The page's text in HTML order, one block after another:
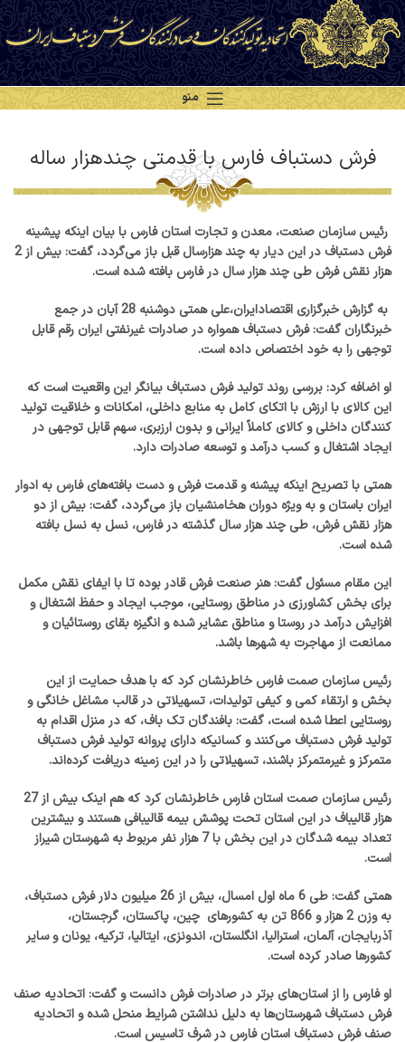
منو
فرش دستباف فارس با قدمتی چندهزار ساله
‌رئیس سازمان صنعت، معدن و تجارت استان فارس با بیان اینکه پیشینه
فرش دستباف در این دیار به چند هزارسال قبل باز می‌گردد، گفت: بیش از 2
هزار نقش فرش طی چند هزار سال در فارس بافته شده است.
به گزارش خبرگزاری اقتصادایران،علی همتی دوشنبه 28 آبان در جمع
خبرنگاران گفت: فرش دستباف همواره در صادرات غیرنفتی ایران رقم قابل
توجهی را به خود اختصاص داده است.
او اضافه کرد: بررسی روند تولید فرش دستباف بیانگر این واقعیت است که
این کالای با ارزش با اتکای کامل به منابع داخلی، امکانات و خلاقیت تولید
کنندگان داخلی و کالای کاملاً ایرانی و بدون ارزبری، سهم قابل توجهی در
ایجاد اشتغال و کسب درآمد و توسعه صادرات دارد‌.
همتی با تصریح اینکه پیشنه و قدمت فرش و دست بافته‌های فارس به ادوار
ایران باستان و به ویژه دوران هخامنشیان باز می‌گردد، گفت: بیش از دو
هزار نقش فرش، طی چند هزار سال گذشته در فارس، نسل به نسل بافته
شده است‌.
این مقام مسئول گفت: هنر صنعت فرش قادر بوده تا با ایفای نقش مکمل
برای بخش کشاورزی در مناطق روستایی، موجب ایجاد و حفظ اشتغال و
افزایش درآمد در روستا و مناطق عشایر شده و انگیزه بقای روستائیان و
ممانعت از مهاجرت به شهرها باشد.
رئیس سازمان صمت فارس خاطرنشان کرد که با هدف حمایت از این
بخش و ارتقاء کمی و کیفی تولیدات، تسهیلاتی در قالب مشاغل خانگی و
روستایی اعطا شده است، گفت: بافندگان تک باف، که در منزل اقدام به
تولید فرش دستباف می‌کنند و کسانیکه دارای پروانه تولید فرش دستباف
متمرکز و غیرمتمرکز باشند، تسهیلاتی را در این زمینه دریافت کرده‌اند.
رئیس سازمان صمت استان فارس خاطرنشان کرد که هم اینک بیش از 27
هزار قالیباف در این استان تحت پوشش بیمه قالیبافی هستند و بیشترین
تعداد بیمه شدگان در این بخش با 7 هزار نفر مربوط به شهرستان شیراز
است.
همتی گفت: طی 6 ماه اول امسال، بیش از 26 میلیون دلار فرش دستباف،
به وزن 2 هزار و 866 تن به کشورهای چین، پاکستان، گرجستان،
آذربایجان، آلمان، استرالیا، انگلستان، اندونزی، ایتالیا، ترکیه، یونان و سایر
کشورها صادر کرده است.
او فارس را از استان‌های برتر در صادرات فرش دانست و گفت: اتحادیه صنف
فرش دستباف شهرستان‌ها به دلیل نداشتن شرایط منحل شده و اتحادیه
صنف فرش دستباف استان فارس در شرف تاسیس است.